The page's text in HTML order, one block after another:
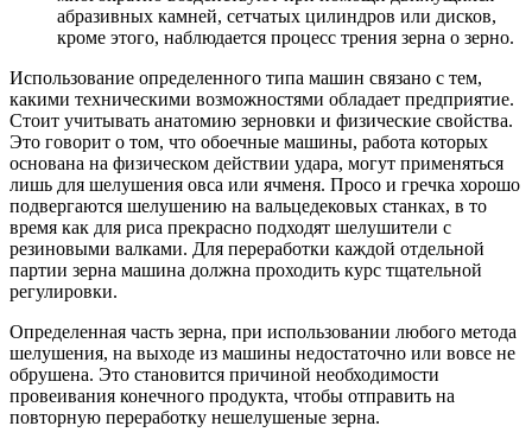
абразивных камней, сетчатых цилиндров или дисков,
кроме этого, наблюдается процесс трения зерна о зерно.
Использование определенного типа машин связано с тем,
какими техническими возможностями обладает предприятие.
Стоит учитывать анатомию зерновки и физические свойства.
Это говорит о том, что обоечные машины, работа которых
основана на физическом действии удара, могут применяться
лишь для шелушения овса или ячменя. Просо и гречка хорошо
подвергаются шелушению на вальцедековых станках, в то
время как для риса прекрасно подходят шелушители с
резиновыми валками. Для переработки каждой отдельной
партии зерна машина должна проходить курс тщательной
регулировки.
Определенная часть зерна, при использовании любого метода
шелушения, на выходе из машины недостаточно или вовсе не
обрушена. Это становится причиной необходимости
провеивания конечного продукта, чтобы отправить на
повторную переработку нешелушеные зерна.